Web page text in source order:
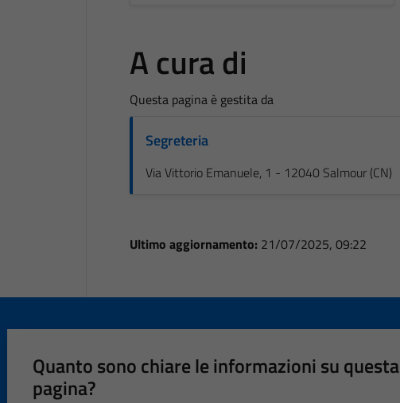
A cura di
Questa pagina è gestita da
Segreteria
Via Vittorio Emanuele, 1 - 12040 Salmour (CN)
Ultimo aggiornamento: 21/07/2025, 09:22
Quanto sono chiare le informazioni su questa
pagina?